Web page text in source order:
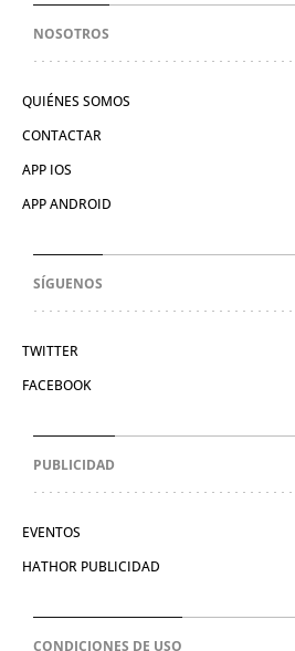
NOSOTROS
QUIÉNES SOMOS
CONTACTAR
APP IOS
APP ANDROID
SÍGUENOS
TWITTER
FACEBOOK
PUBLICIDAD
EVENTOS
HATHOR PUBLICIDAD
CONDICIONES DE USO